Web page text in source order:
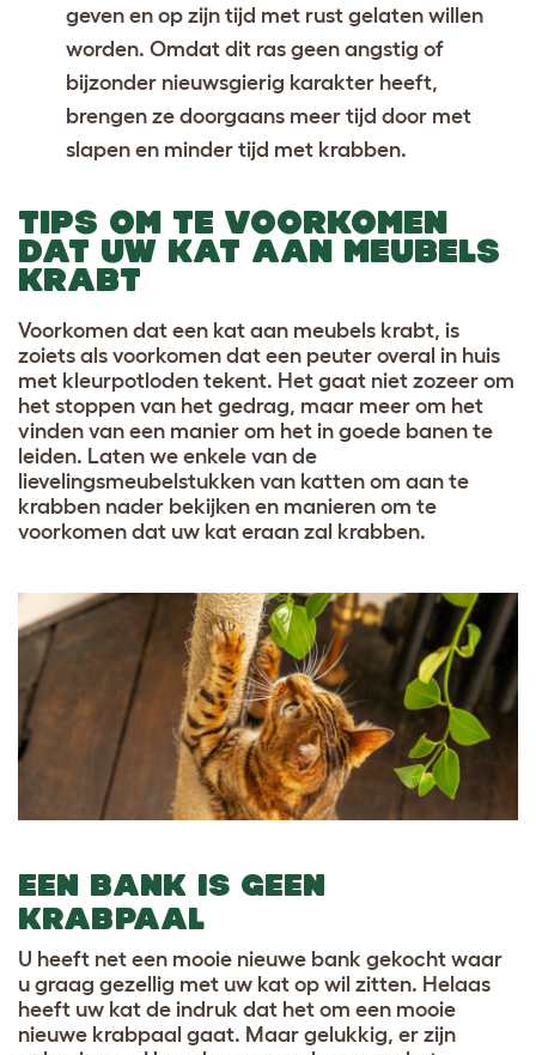
geven en op zijn tijd met rust gelaten willen
worden. Omdat dit ras geen angstig of
bijzonder nieuwsgierig karakter heeft,
brengen ze doorgaans meer tijd door met
slapen en minder tijd met krabben.
TIPS OM TE VOORKOMEN
DAT UW KAT AAN MEUBELS
KRABT
Voorkomen dat een kat aan meubels krabt, is
zoiets als voorkomen dat een peuter overal in huis
met kleurpotloden tekent. Het gaat niet zozeer om
het stoppen van het gedrag, maar meer om het
vinden van een manier om het in goede banen te
leiden. Laten we enkele van de
lievelingsmeubelstukken van katten om aan te
krabben nader bekijken en manieren om te
voorkomen dat uw kat eraan zal krabben.
EEN BANK IS GEEN
KRABPAAL
U heeft net een mooie nieuwe bank gekocht waar
u graag gezellig met uw kat op wil zitten. Helaas
heeft uw kat de indruk dat het om een mooie
nieuwe krabpaal gaat. Maar gelukkig, er zijn